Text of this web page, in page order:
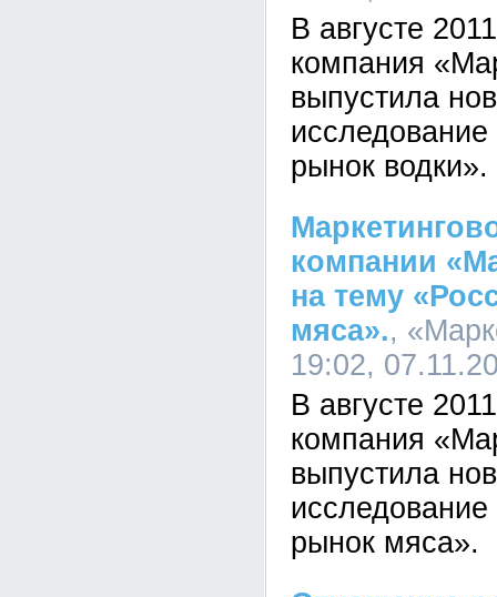
В августе
компания
выпустила
рынок водки».
компании
на тему
мяса».,
19:02,
В августе
компания
выпустила
рынок мяса».